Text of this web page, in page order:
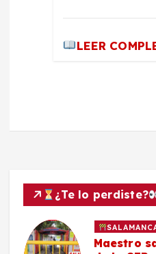
LEER
¿Te lo perdiste?
Maestro